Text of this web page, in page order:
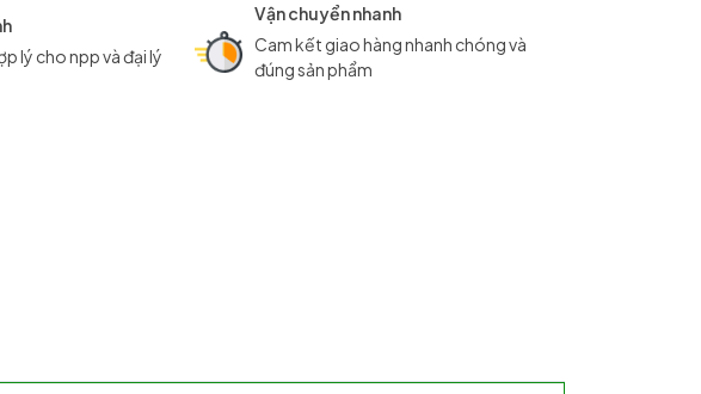
lý cho npp và đại lý
Vận chuyển nhanh
Cam kết giao hàng nhanh chóng và
đúng sản phẩm